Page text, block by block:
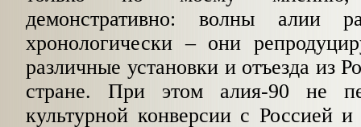
демонстративно: волны алии
хронологически–они
различные установки и отъезда из
стране. При этом алия-90 не
культурной конверсии с Россией